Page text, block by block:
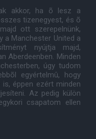
akkor, ha õ lesz a
tizenegyest, és õ
ott szerepelnünk,
a Manchester United a
nyújtja majd,
Aberdeenben. Minden
úgy tudom
egyértelmû, hogy
éppen ezért minden
Az pedig külön
csapatom ellen